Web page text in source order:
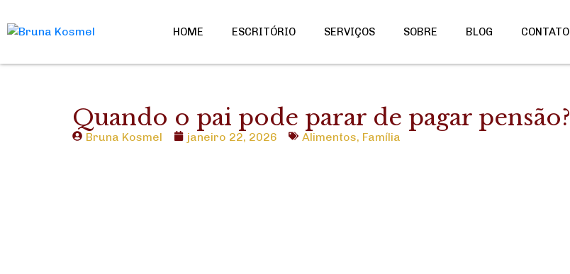
HOME ESCRITÓRIO SERVIÇOS SOBRE BLOG CONTATO
Quando o pai pode parar de pagar pensão?
Bruna Kosmel janeiro 22, 2026 Alimentos, Família